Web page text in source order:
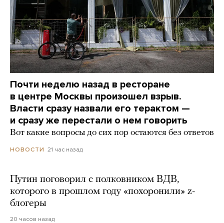
Почти неделю назад в ресторане
в центре Москвы произошел взрыв.
Власти сразу назвали его терактом —
и сразу же перестали о нем говорить
Вот какие вопросы до сих пор остаются без ответов
НОВОСТИ 21 час назад
Путин поговорил с полковником ВДВ,
которого в прошлом году «похоронили» z-
блогеры
20 часов назад